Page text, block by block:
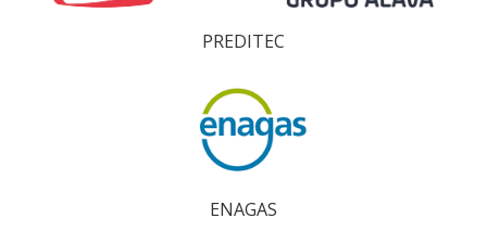
PREDITEC
ENAGAS